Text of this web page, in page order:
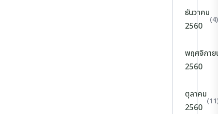
ธันวาคม
2560
(4)
พฤศจิกาย
2560
ตุลาคม
2560